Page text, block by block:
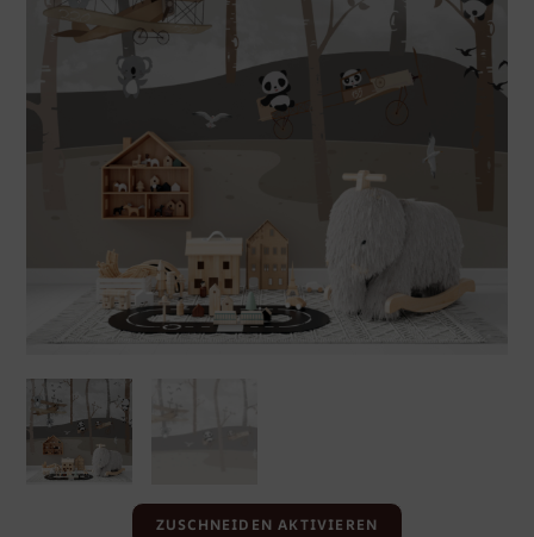
ZUSCHNEIDEN AKTIVIEREN